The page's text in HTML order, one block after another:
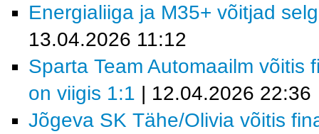
Energialiiga ja M35+ võitjad
13.04.2026 11:12
Sparta Team Automaailm võitis
on viigis 1:1 | 12.04.2026 22:36
Jõgeva SK Tähe/Olivia võitis